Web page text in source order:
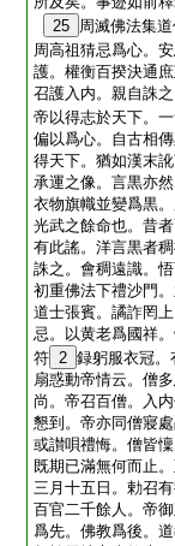
25 周滅佛法集
周高祖猜忌爲心。
護。權衡百揆決通
召護入内。親自誅
帝以得志於天下。
偏以爲心。自古相
得天下。猶如漢末
承運之像。言黒亦
衣物旗幟並變爲黒
光武之餘命也。昔
有此謠。洋言黒者
誅之。會稠遠識。
初重佛法下禮沙門
道士張賓。譎詐罔
忌。以黄老爲國祥
符 2 録躬服衣冠。
扇惑動帝情云。僧
尚。帝召百僧。入
懇到。帝亦同僧寢
或讃唄禮悔。僧皆
既期已滿無何而止
三月十五日。勅召
百官二千餘人。帝
爲先。佛教爲後。